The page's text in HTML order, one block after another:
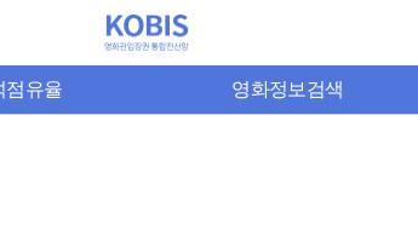
점유율 영화정보검색